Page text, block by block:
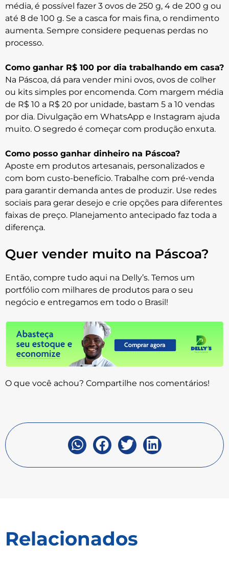
média, é possível fazer 3 ovos de 250 g, 4 de 200 g ou
até 8 de 100 g. Se a casca for mais fina, o rendimento
aumenta. Sempre considere pequenas perdas no
processo.
Como ganhar R$ 100 por dia trabalhando em casa?
Na Páscoa, dá para vender mini ovos, ovos de colher
ou kits simples por encomenda. Com margem média
de R$ 10 a R$ 20 por unidade, bastam 5 a 10 vendas
por dia. Divulgação em WhatsApp e Instagram ajuda
muito. O segredo é começar com produção enxuta.
Como posso ganhar dinheiro na Páscoa?
Aposte em produtos artesanais, personalizados e
com bom custo-benefício. Trabalhe com pré-venda
para garantir demanda antes de produzir. Use redes
sociais para gerar desejo e crie opções para diferentes
faixas de preço. Planejamento antecipado faz toda a
diferença.
Quer vender muito na Páscoa?
Então, compre tudo aqui na Delly’s. Temos um
portfólio com milhares de produtos para o seu
negócio e entregamos em todo o Brasil!
O que você achou? Compartilhe nos comentários!
Relacionados